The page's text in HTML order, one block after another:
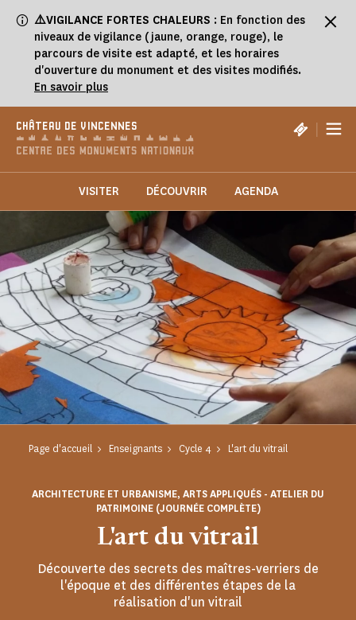
⚠️VIGILANCE FORTES CHALEURS : En fonction des
niveaux de vigilance (jaune, orange, rouge), le
parcours de visite est adapté, et les horaires
d'ouverture du monument et des visites modifiés.
En savoir plus
CHÂTEAU DE VINCENNES |
VISITER DÉCOUVRIR AGENDA
Page d'accueil Enseignants Cycle 4 L'art du vitrail
L'art du vitrail
ARCHITECTURE ET URBANISME, ARTS APPLIQUÉS - ATELIER DU
PATRIMOINE (JOURNÉE COMPLÈTE)
Découverte des secrets des maîtres-verriers de
l'époque et des différentes étapes de la
réalisation d'un vitrail